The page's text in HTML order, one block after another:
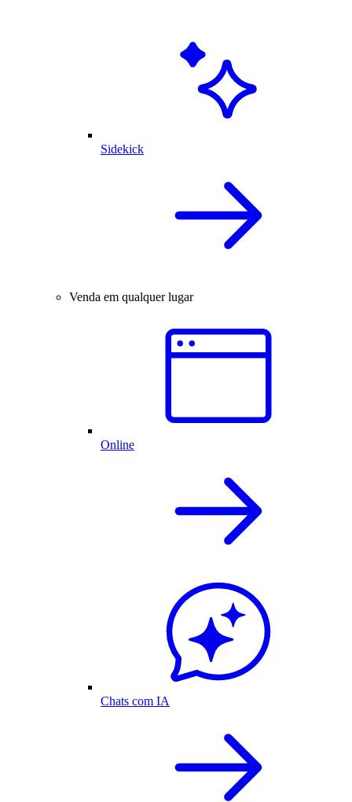
Sidekick
Venda em qualquer lugar
Online
Chats com IA